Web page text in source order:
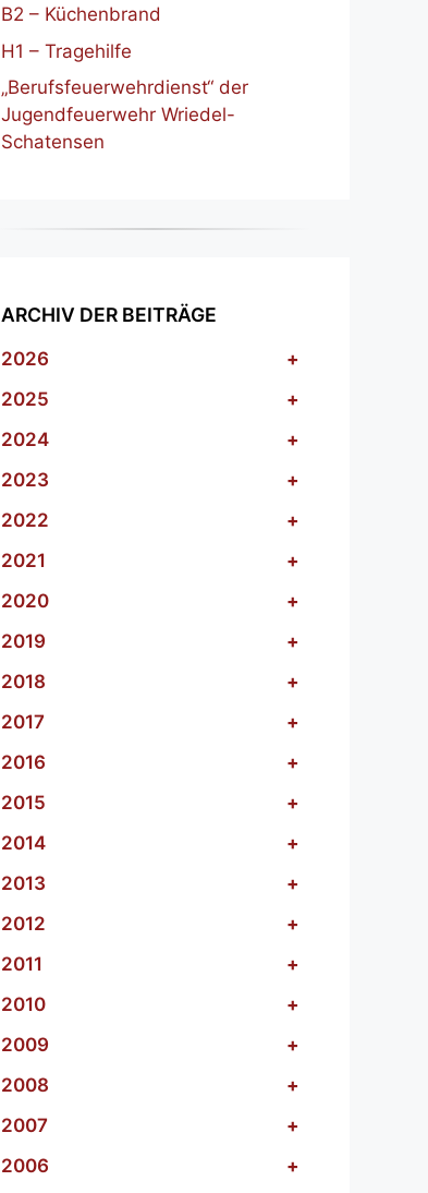
B2 – Küchenbrand
H1 – Tragehilfe
„Berufsfeuerwehrdienst“ der
Jugendfeuerwehr Wriedel-
Schatensen
ARCHIV DER BEITRÄGE
2026
+
2025
+
2024
+
2023
+
2022
+
2021
+
2020
+
2019
+
2018
+
2017
+
2016
+
2015
+
2014
+
2013
+
2012
+
2011
+
2010
+
2009
+
2008
+
2007
+
2006
+